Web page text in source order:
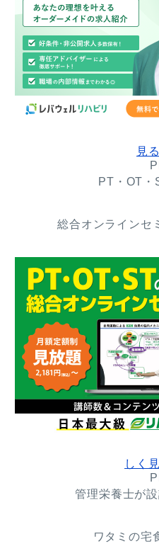
見
PT・OT・
総合オンラインセ
しく
管理栄養士が
ワタミの宅